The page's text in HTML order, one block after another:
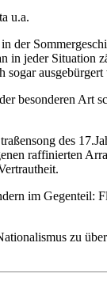
u.a.
jeder Situation
sogar
besonderen
des
raffinierten
im
zu